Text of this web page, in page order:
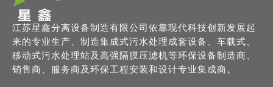
江苏星鑫分离设备制造有限公司依靠现代科技创新发展起
来的专业生产、制造集成式污水处理成套设备、车载式、
移动式污水处理站及高强隔膜压滤机等环保设备制造商、
销售商、服务商及环保工程安装和设计专业集成商。